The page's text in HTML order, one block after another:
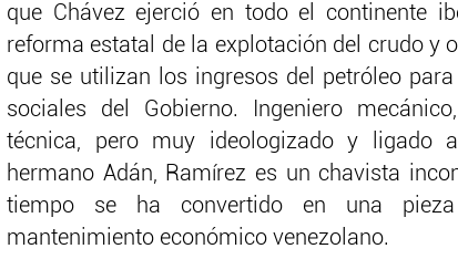
que Chávez ejerció en todo el continente
reforma estatal de la explotación del crudo y
que se utilizan los ingresos del petróleo
sociales del Gobierno. Ingeniero
técnica, pero muy ideologizado y ligado
hermano Adán, Ramírez es un chavista
tiempo se ha convertido en una
mantenimiento económico venezolano.